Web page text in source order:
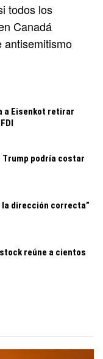
todos los
Canadá
antisemitismo
a Eisenkot retirar
Trump podría costar
la dirección correcta”
reúne a cientos